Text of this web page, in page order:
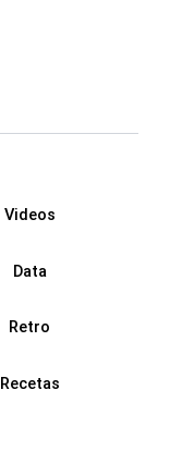
Videos
Data
Retro
Recetas